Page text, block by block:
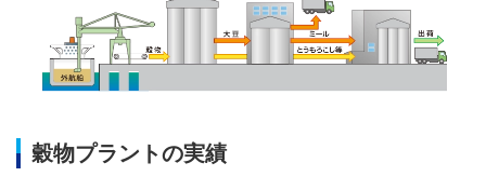
穀物プラントの実績